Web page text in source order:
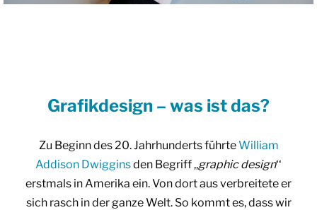
Grafikdesign – was ist das?
Zu Beginn des 20. Jahrhunderts führteWilliam
Addison Dwigginsden Begriff ,,graphic design‘‘
erstmals in Amerika ein. Von dort aus verbreitete er
sich rasch in der ganze Welt. So kommt es, dass wir